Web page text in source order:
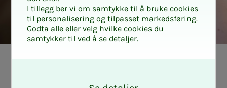
I tillegg ber vi om samtykke til å bruke cookies
til personalisering og tilpasset markedsføring.
Godta alle eller velg hvilke cookies du
samtykker til ved å se detaljer.